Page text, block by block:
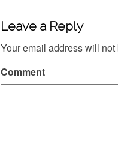
Leave a Reply
Your email address will
Comment